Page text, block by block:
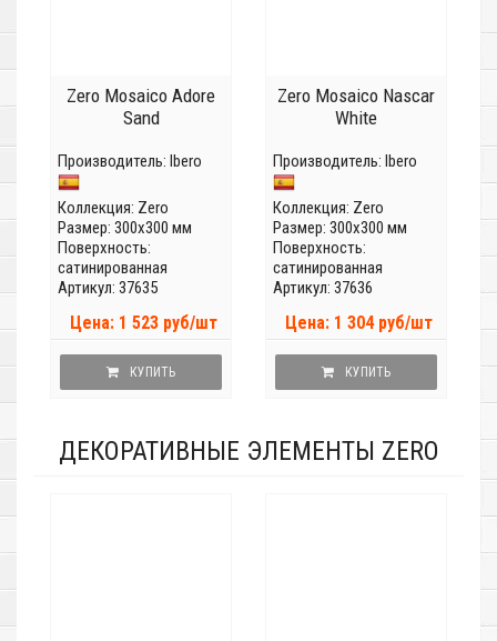
Zero Mosaico Adore
Sand
Производитель: Ibero
Коллекция: Zero
Размер: 300x300 мм
Поверхность:
сатинированная
Артикул: 37635
Цена: 1 523 руб/шт
КУПИТЬ
Zero Mosaico Nascar
White
Производитель: Ibero
Коллекция: Zero
Размер: 300x300 мм
Поверхность:
сатинированная
Артикул: 37636
Цена: 1 304 руб/шт
КУПИТЬ
ДЕКОРАТИВНЫЕ ЭЛЕМЕНТЫ ZERO